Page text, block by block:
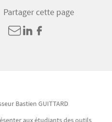
Partager cette page
Bastien GUITTARD
aux étudiants des outils